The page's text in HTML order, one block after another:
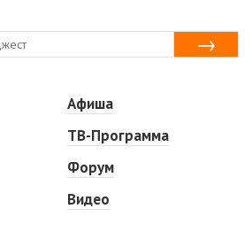
Афиша
ТВ-Программа
Форум
Видео